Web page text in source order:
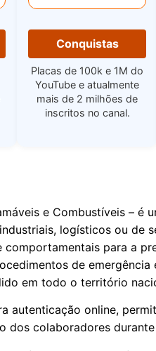
Conquistas
Placas de 100k e 1M do
YouTube e atualmente
mais de 2 milhões de
inscritos no canal.
e Combustíveis –
logísticos ou
para a
de
em todo o território
autenticação online,
colaboradores